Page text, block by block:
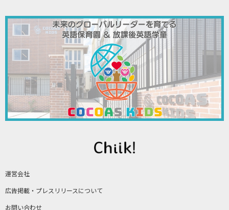
運営会社
広告掲載・プレスリリースについて
お問い合わせ